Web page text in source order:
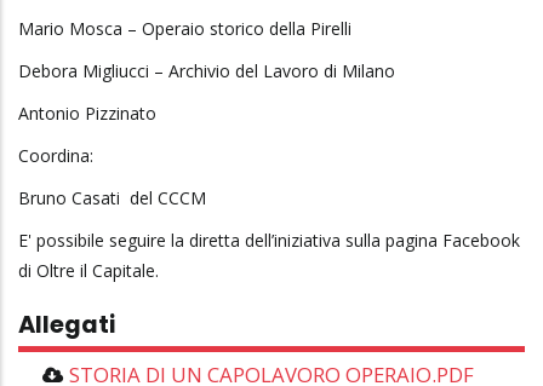
Mario Mosca – Operaio storico della Pirelli
Debora Migliucci – Archivio del Lavoro di Milano
Antonio Pizzinato
Coordina:
Bruno Casati del CCCM
E' possibile seguire la diretta dell’iniziativa sulla pagina Facebook
di Oltre il Capitale.
Allegati
STORIA DI UN CAPOLAVORO OPERAIO.PDF